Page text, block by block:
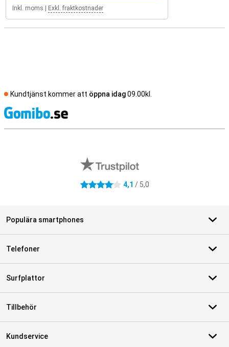
Inkl. moms Exkl. fraktkostnader
Kundtjänst kommer att öppna idag09.00kl.
4.1 stjärnor 4,1 / 5,0
Populära smartphones
Telefoner
Surfplattor
Tillbehör
Kundservice